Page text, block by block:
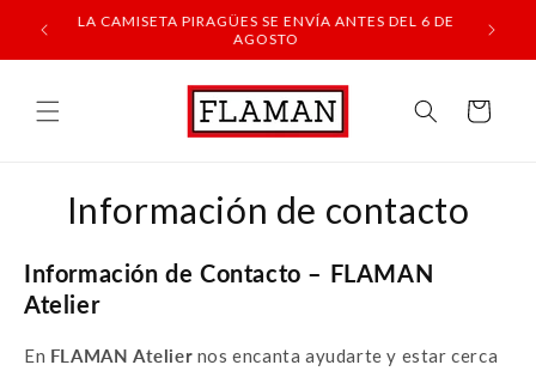
directamenteLA CAMISETA PIRAGÜES SE ENVÍA ANTES DEL 6 DE
AGOSTO
TODOS
Carrito
Información de contacto
Información de Contacto – FLAMAN
Atelier
En FLAMAN Atelier nos encanta ayudarte y estar cerca